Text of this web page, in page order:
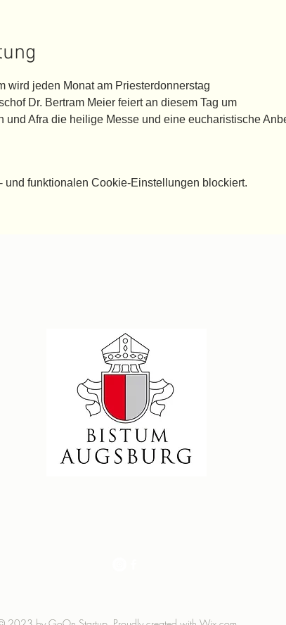
wird jeden Monat am Priesterdonnerstag
Dr. Bertram Meier feiert an diesem Tag um
und Afra die heilige Messe und eine eucharistische
funktionalen Cookie-Einstellungen blockiert.